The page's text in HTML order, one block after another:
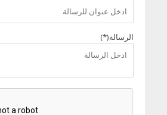
الرسالة(*)